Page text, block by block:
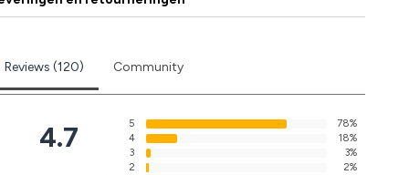
Reviews (120) Community
4.7 5
78%
4
18%
3
3%
2
2%